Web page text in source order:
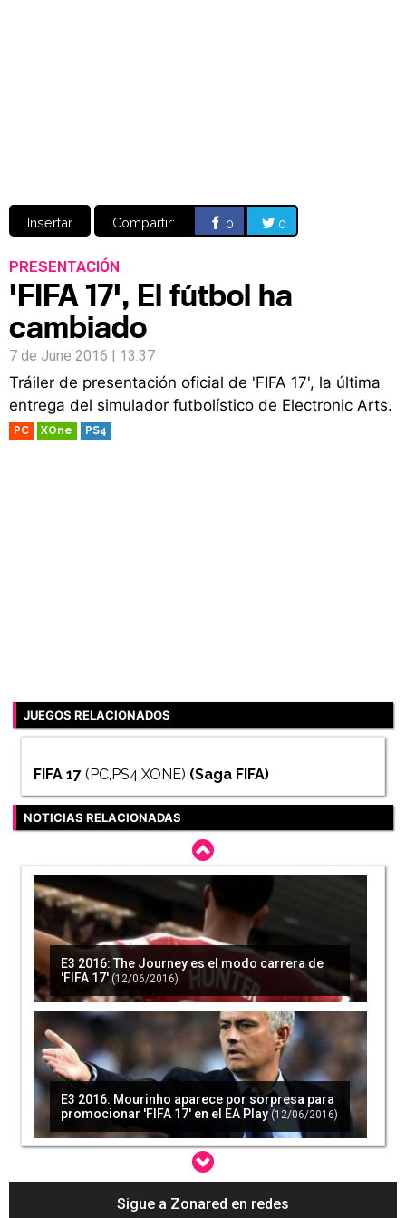
Insertar Compartir: 0 0
PRESENTACIÓN
'FIFA 17', El fútbol ha
cambiado
7 de June 2016 | 13:37
Tráiler de presentación oficial de 'FIFA 17', la última
entrega del simulador futbolístico de Electronic Arts.
PC XOne PS4
JUEGOS RELACIONADOS
FIFA 17 (PC,PS4,XONE) (Saga FIFA)
NOTICIAS RELACIONADAS
E3 2016: The Journey es el modo carrera de
'FIFA 17' (12/06/2016)
E3 2016: Mourinho aparece por sorpresa para
promocionar 'FIFA 17' en el EA Play (12/06/2016)
Sigue a Zonared en redes